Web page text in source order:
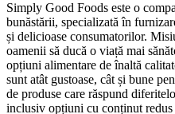
Simply Good Foods este o
bunăstării, specializată în
și delicioase consumatorilor.
oamenii să ducă o viață mai
opțiuni alimentare de înaltă
sunt atât gustoase, cât și bune
de produse care răspund
inclusiv opțiuni cu conținut